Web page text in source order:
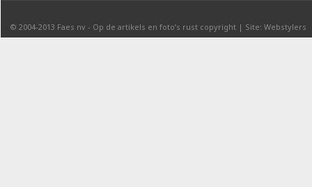
© 2004-2013 Faes nv - Op de artikels en foto’s rust copyright | Site: Webstylers